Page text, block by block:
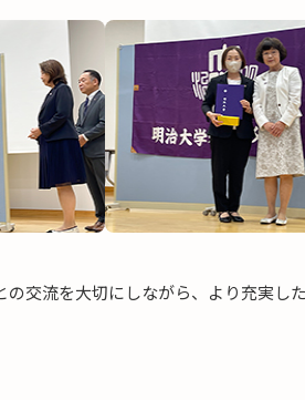
交流を大切にしながら、より充実し